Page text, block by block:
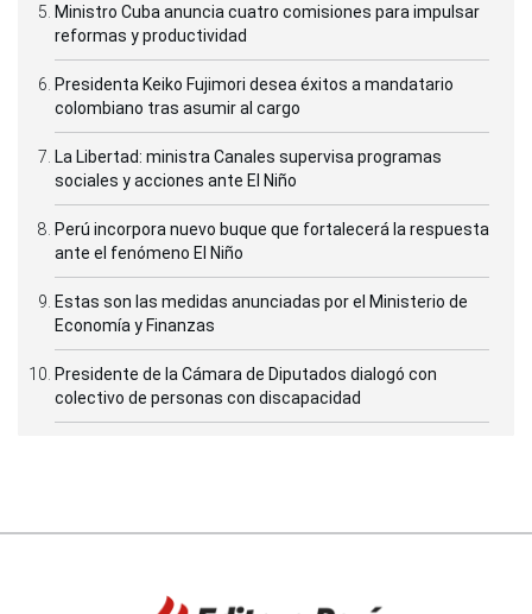
Ministro Cuba anuncia cuatro comisiones para impulsar
reformas y productividad
Presidenta Keiko Fujimori desea éxitos a mandatario
colombiano tras asumir al cargo
La Libertad: ministra Canales supervisa programas
sociales y acciones ante El Niño
Perú incorpora nuevo buque que fortalecerá la respuesta
ante el fenómeno El Niño
Estas son las medidas anunciadas por el Ministerio de
Economía y Finanzas
Presidente de la Cámara de Diputados dialogó con
colectivo de personas con discapacidad